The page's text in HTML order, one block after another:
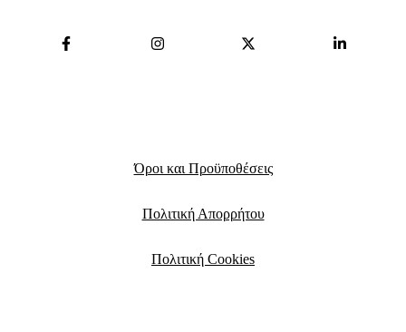
Όροι και Προϋποθέσεις
Πολιτική Απορρήτου
Πολιτική Cookies